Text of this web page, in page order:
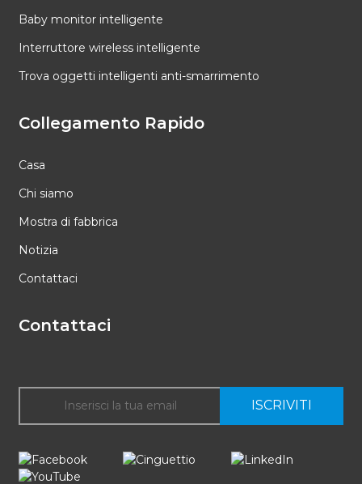
Baby monitor intelligente
Interruttore wireless intelligente
Trova oggetti intelligenti anti-smarrimento
Collegamento Rapido
Casa
Chi siamo
Mostra di fabbrica
Notizia
Contattaci
Contattaci
ISCRIVITI